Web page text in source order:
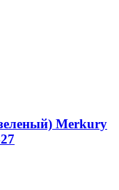
Merkury